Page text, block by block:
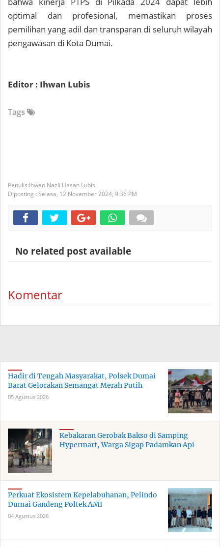
optimal dan profesional, memastikan proses
pemilihan yang adil dan transparan di seluruh wilayah
pengawasan di Kota Dumai.
Editor : Ihwan Lubis
Tags
Ihwan Nazli Hasan Lubis
Diposting : Selasa, 12 November 2024, 9:36 PM
No related post available
Komentar
Hadir di Tengah Masyarakat, Polsek Dumai
Barat Gelorakan Semangat Merah Putih
05 Agustus 2026
Kebakaran Gerobak Bakso di Samping
Hypermart, Warga Sigap Padamkan Api
Perkuat Ekosistem Kepelabuhanan, Pelindo
Dumai Gandeng Poltek AMI
04 Agustus 2026